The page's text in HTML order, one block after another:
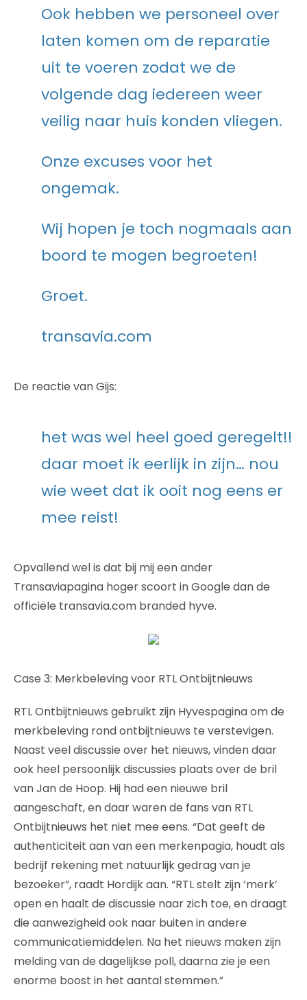
Ook hebben we personeel over
laten komen om de reparatie
uit te voeren zodat we de
volgende dag iedereen weer
veilig naar huis konden vliegen.
Onze excuses voor het
ongemak.
Wij hopen je toch nogmaals aan
boord te mogen begroeten!
Groet.
transavia.com
De reactie van Gijs:
het was wel heel goed geregelt!!
daar moet ik eerlijk in zijn… nou
wie weet dat ik ooit nog eens er
mee reist!
Opvallend wel is dat bij mij een ander
Transaviapagina hoger scoort in Google dan de
officiële transavia.com branded hyve.
Case 3: Merkbeleving voor RTL Ontbijtnieuws
RTL Ontbijtnieuws gebruikt zijn Hyvespagina om de
merkbeleving rond ontbijtnieuws te verstevigen.
Naast veel discussie over het nieuws, vinden daar
ook heel persoonlijk discussies plaats over de bril
van Jan de Hoop. Hij had een nieuwe bril
aangeschaft, en daar waren de fans van RTL
Ontbijtnieuws het niet mee eens. “Dat geeft de
authenticiteit aan van een merkenpagia, houdt als
bedrijf rekening met natuurlijk gedrag van je
bezoeker”, raadt Hordijk aan. “RTL stelt zijn ‘merk’
open en haalt de discussie naar zich toe, en draagt
die aanwezigheid ook naar buiten in andere
communicatiemiddelen. Na het nieuws maken zijn
melding van de dagelijkse poll, daarna zie je een
enorme boost in het aantal stemmen.”